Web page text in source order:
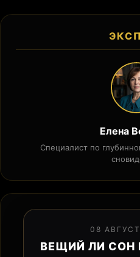
Елена
Специалист по
08
ВЕЩИЙ ЛИ СОН